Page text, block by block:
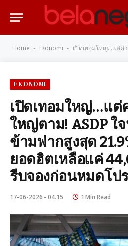
Home - Ekonomi - เปิดเทอมใหญ่…แต่ค่าเดินทางไม่ใหญ่ตาม! ASDP ใจป้ำ ลดค่
EKONOMI
เปิดเทอมใหญ่…แต่
ใหญ่ตาม! ASDP ใ
ข้ามฟากสูงสุด
ยอดฮิตเหลือแค่
รีบจองก่อนหมดโป
17-06-2026 - 04.15 1 Min Read